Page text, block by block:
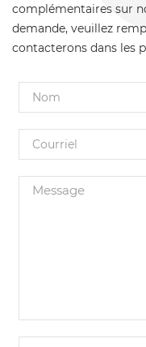
complémentaires sur
demande, veuillez
contacterons dans les